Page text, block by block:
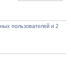
пользователей и 2